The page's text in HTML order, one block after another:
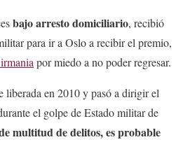
bajo arresto domiciliario, recibió
para ir a Oslo a recibir el premio,
por miedo a no poder regresar.
liberada en 2010 y pasó a dirigir el
el golpe de Estado militar de
multitud de delitos, es probable